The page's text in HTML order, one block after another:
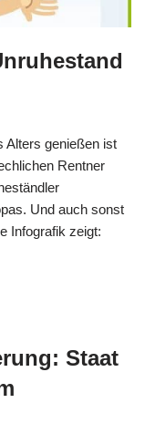
Alters genießen ist
Rentner
Und auch sonst
Infografik zeigt:
Staat